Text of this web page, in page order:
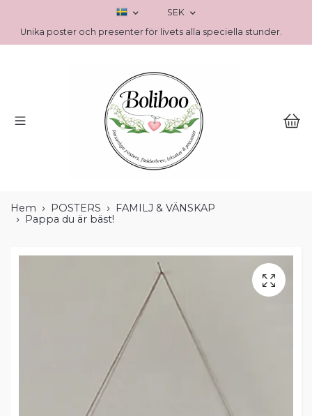
SEK
Unika poster och presenter för livets alla speciella stunder.
Hem POSTERS
FAMILJ & VÄNSKAP
Pappa du är bäst!